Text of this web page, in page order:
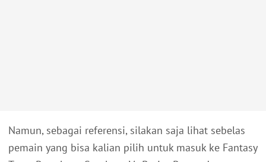
Namun, sebagai referensi, silakan saja lihat sebelas
pemain yang bisa kalian pilih untuk masuk ke Fantasy